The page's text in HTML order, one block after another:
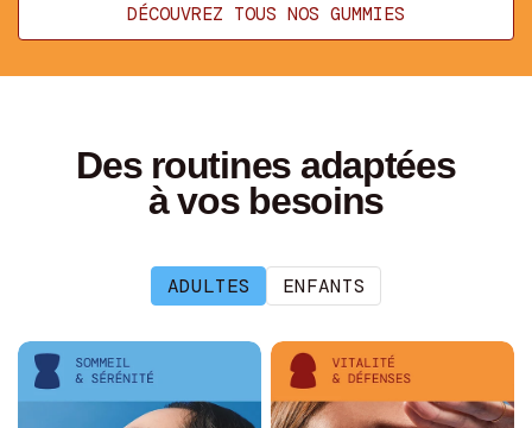
DÉCOUVREZ TOUS NOS GUMMIES
Des routines adaptées
à vos besoins
ADULTES ENFANTS